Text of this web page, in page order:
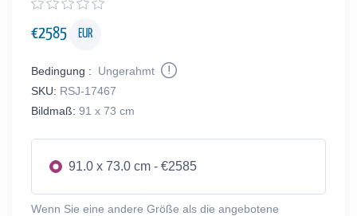
€2585 EUR
Bedingung :
Ungerahmt
SKU: RSJ-17467
Bildmaß: 91 x 73 cm
91.0 x 73.0 cm - €2585
Wenn Sie eine andere Größe als die angebotene